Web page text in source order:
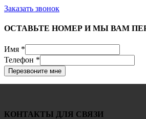
Заказать звонок
ОСТАВЬТЕ НОМЕР И МЫ ВАМ
Имя *
Телефон *
Перезвоните мне
КОНТАКТЫ ДЛЯ СВЯЗИ